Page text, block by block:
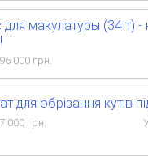
для макулатуры (34 т) -
000 грн.
для обрізання кутів
000 грн.